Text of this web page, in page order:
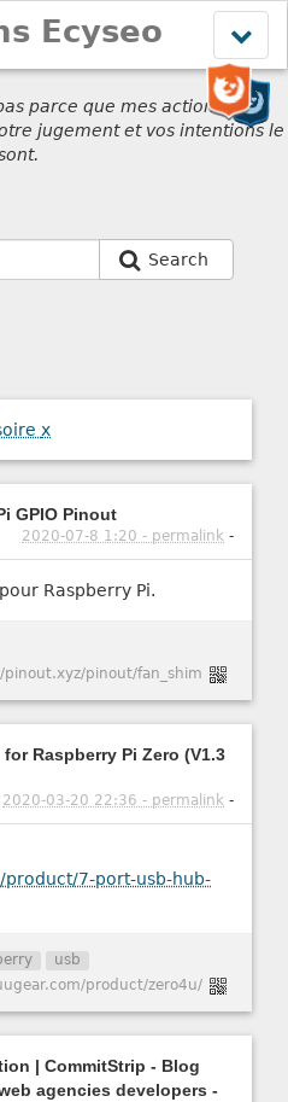
le
menu
Ecyseo
parce que mes actions sont
jugement et vos intentions le
Search
x
GPIO Pinout
2020-07-8 1:20 - permalink -
Raspberry Pi.
pinout.xyz/pinout/fan_shim
Raspberry Pi Zero (V1.3
2020-03-20 22:36 - permalink -
product/7-port-usb-hub-
usb
product/zero4u/
| CommitStrip - Blog
agencies developers -